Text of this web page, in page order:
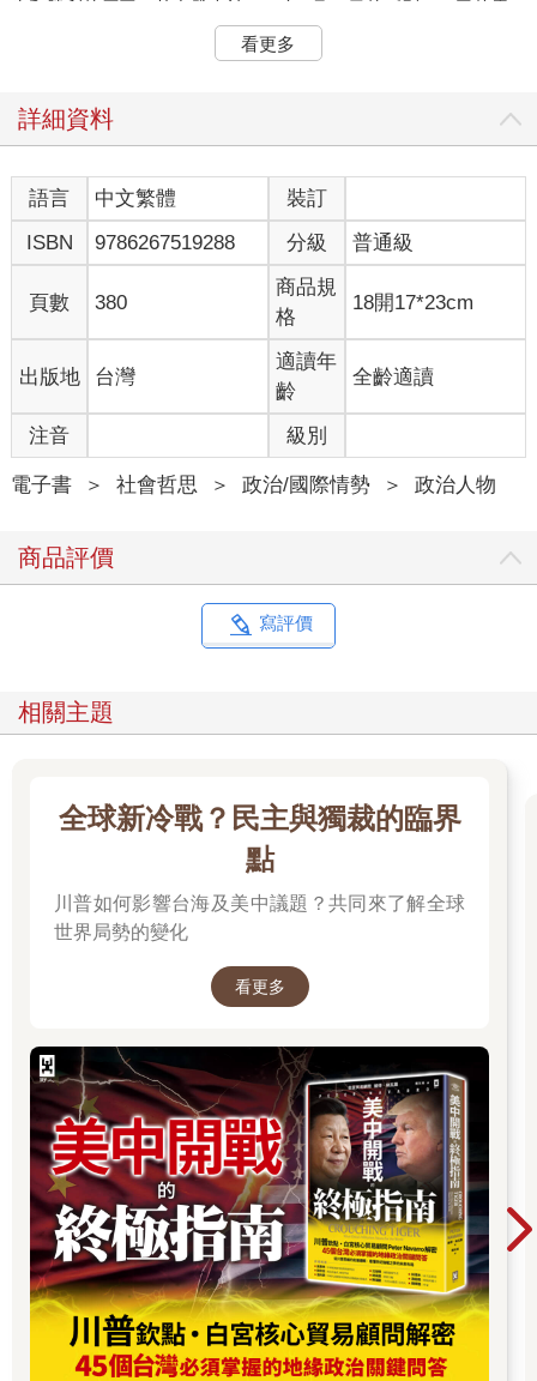
生和勝利的原因。其中發表於1949年8月15日的《別了，司徒雷
登》，尤其具有歷史代表性。
七十年後，重讀《別了，司徒雷登》，感悟到歷史竟有某種驚人
2020年之初，黑雲壓城。一場前所未有的災難肆虐人類，席捲全
雨的洗禮下，各自凸顯崢嶸。
無數國家被美國用自家的法律任意裁決，世界始終缺乏公正公平
的秩序。
中國還有很多不足或者更甚的地方。但在這場疫情來勢洶洶、不
可一世之下，中國全民合力，打贏了全球第一仗，給世界爭取了
不可重複的寶貴時間。讓每一個國家有機會規避風險，讓各國的
這是不容黑抹的事實！但抹黑一直在進行，越演越烈。
就在當地時間2020年4月14日東部時間21點的新聞發佈會上，川
普總統再一次公開宣稱「新冠肺炎」為「武漢肺炎」。並且回答
記者：「我就是這麼認為的。」
在2020年6月22日的大選演講會上，川普總統刷新詞典，推出
那麼，我們有必要平心靜氣回顧，仔細聽聽，睜眼看看。
從川普幸運出生，游刃商海，到意外勝選，推特執政四年，拼力
於連任，無暇疫情暴亂期間，美國所發生的一系列特大事件著
眼。透過一頭闖進瓷器店的大象，看強勢之下的遍地破碎。
件，客觀引用。聽多個聲音，細觀各國政治領導人對危機處理的
民，摒棄政治化、種族化偏見，共同呵護我們的母親。
這本書的主角看似是唐納川普，其實總統只是一個歷史的節點。
美國走到今天，世介面對今天，跟有沒有川普當選或與否連任不
相反，川普的偶然當選是美國百年歷史的一個必然產物，因為厭
惡了美國多年的政治正確，川普不依套路的作為，剛好共情了那
但2020川普連任是否勝選，將不再成為世界的關注焦點。
從本質上來說，誰當選都會在最大程度上重塑美國優先，呼喚美
歷史畢竟在前進，美國的體制在很大程度上已經老化。川普不是
簡單意義上的大嘴巴，他真的敢講真話：「但我們的機場像第三
世界，你在拉瓜迪亞機場降落，在甘迺迪、洛杉磯，紐華克機場
降落，如果你來自杜拜卡達，去過中國大陸，你看過絕佳的機
場…….你會以為你回到了第三世界。」的確，在美國隨處可見，
很多基礎建設陳舊破損。
基礎設施透視管理體制，這不是哪一任美國總統情不情願承認的
事情，是歷史的軌跡所然。
循著這個軌跡，看美國從強悍政治走到瘋狂搖擺，而搖擺之累，
或將進入歇斯底里。
騙子，瘋子，傀儡：撕裂的美國是否真的已經沒有更多的選項。
封鎖，關閉，制裁：爭雄的世界必將打破枷鎖，各自強大。
看更多
詳細資料
語言 中文繁體
裝訂
ISBN
9786267519288 分級 普通級
頁數 380
商品規
格
18開17*23cm
出版地 台灣
適讀年
齡
全齡適讀
注音 級別
電子書 ＞ 社會哲思 ＞ 政治/國際情勢 ＞ 政治人物
商品評價
寫評價
相關主題
全球新冷戰？民主與獨裁的臨界
點
川普如何影響台海及美中議題？共同來了解全球
世界局勢的變化
看更多